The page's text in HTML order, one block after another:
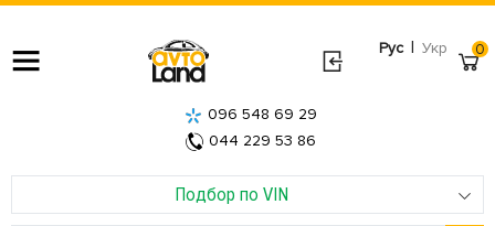
Рус | Укр
Подбор по VIN
096 548 69 29
044 229 53 86
0